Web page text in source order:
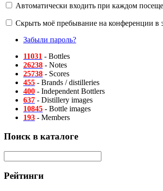
Автоматически входить при каждом
Скрыть моё пребывание на конференции в
Забыли пароль?
11031 - Bottles
26238 - Notes
25738 - Scores
455 - Brands / distilleries
400 - Independent Bottlers
637 - Distillery images
10845 - Bottle images
193 - Members
Поиск в каталоге
Рейтинги